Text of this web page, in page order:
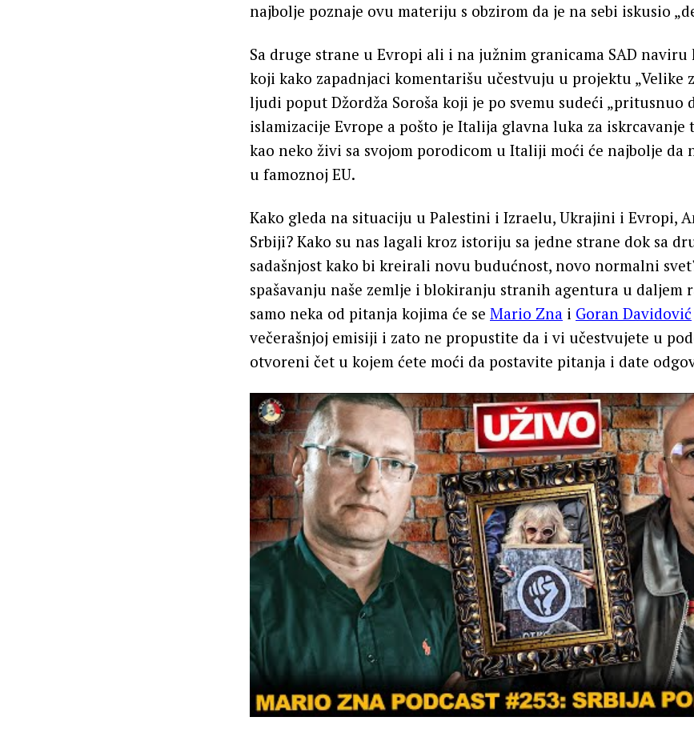
najbolje poznaje ovu materiju s obzirom da je na sebi iskusio
Sa druge strane u Evropi ali i na južnim granicama SAD
koji kako zapadnjaci komentarišu učestvuju u projektu „Velike
ljudi poput Džordža Soroša koji je po svemu sudeći „pritusnuo
islamizacije Evrope a pošto je Italija glavna luka za iskrcavanje
kao neko živi sa svojom porodicom u Italiji moći će najbolje da
u famoznoj EU.
Kako gleda na situaciju u Palestini i Izraelu, Ukrajini i Evropi,
Srbiji? Kako su nas lagali kroz istoriju sa jedne strane dok sa
sadašnjost kako bi kreirali novu budućnost, novo normalni
spašavanju naše zemlje i blokiranju stranih agentura u daljem
samo neka od pitanja kojima će se Mario Zna i Goran Davidović
večerašnjoj emisiji i zato ne propustite da i vi učestvujete u
otvoreni čet u kojem ćete moći da postavite pitanja i date